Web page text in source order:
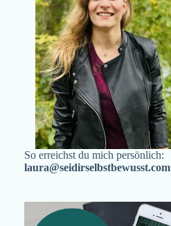
So erreichst du mich persönlich:
laura@seidirselbstbewusst.com